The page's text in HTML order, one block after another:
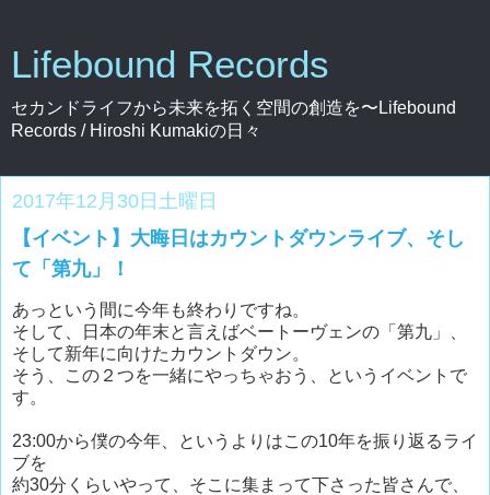
Lifebound Records
セカンドライフから未来を拓く空間の創造を〜Lifebound
Records / Hiroshi Kumakiの日々
2017年12月30日土曜日
【イベント】大晦日はカウントダウンライブ、そし
て「第九」！
あっという間に今年も終わりですね。
そして、日本の年末と言えばベートーヴェンの「第九」、
そして新年に向けたカウントダウン。
そう、この２つを一緒にやっちゃおう、というイベントで
す。
23:00から僕の今年、というよりはこの10年を振り返るライ
ブを
約30分くらいやって、そこに集まって下さった皆さんで、